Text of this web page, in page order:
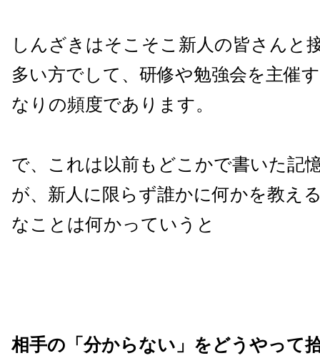
しんざきはそこそこ新人の皆さんと
多い方でして、研修や勉強会を主催
なりの頻度であります。
で、これは以前もどこかで書いた記
が、新人に限らず誰かに何かを教え
なことは何かっていうと
相手の「分からない」をどうやって